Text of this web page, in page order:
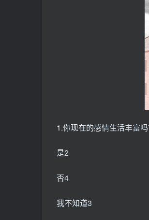
1.你现在的感情生活丰富吗
是2
否4
我不知道3